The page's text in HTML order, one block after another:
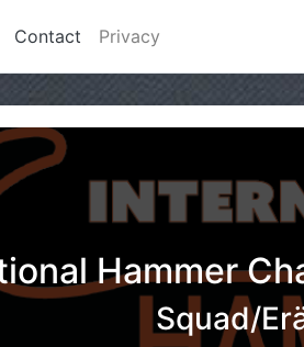
Contact Privacy
Hammer
Squad/